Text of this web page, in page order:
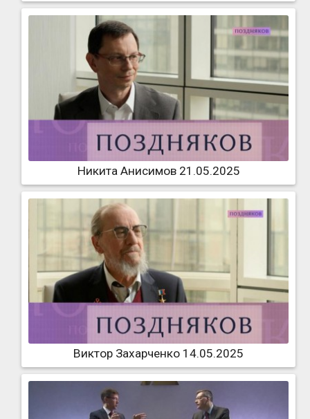
Никита Анисимов 21.05.2025
Виктор Захарченко 14.05.2025